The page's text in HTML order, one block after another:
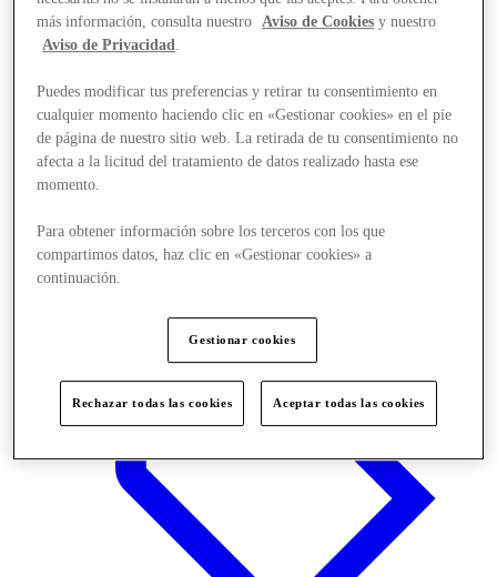
Stores
más información, consulta nuestro
Aviso de Cookies y nuestro
Aviso de Privacidad.
Puedes modificar tus preferencias y retirar tu consentimiento en
cualquier momento haciendo clic en «Gestionar cookies» en el pie
de página de nuestro sitio web. La retirada de tu consentimiento no
afecta a la licitud del tratamiento de datos realizado hasta ese
momento.
Para obtener información sobre los terceros con los que
compartimos datos, haz clic en «Gestionar cookies» a
continuación.
Gestionar cookies
Rechazar todas las cookies Aceptar todas las cookies